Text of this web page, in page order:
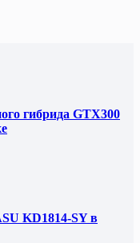
гибрида GTX300
KD1814-SY в